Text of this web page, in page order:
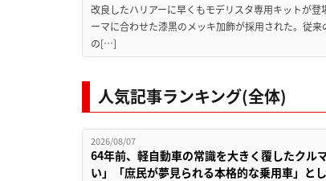
改良したハリアーに早くもモデリスタ専用キットが
ーマに合わせた漆黒のメッキ加飾が採用された。従
の[…]
人気記事ランキング(全体)
2026/08/07
64年前、軽自動車の常識を大きく覆したクル
い」「庶民が夢見られる本格的な乗用車」と